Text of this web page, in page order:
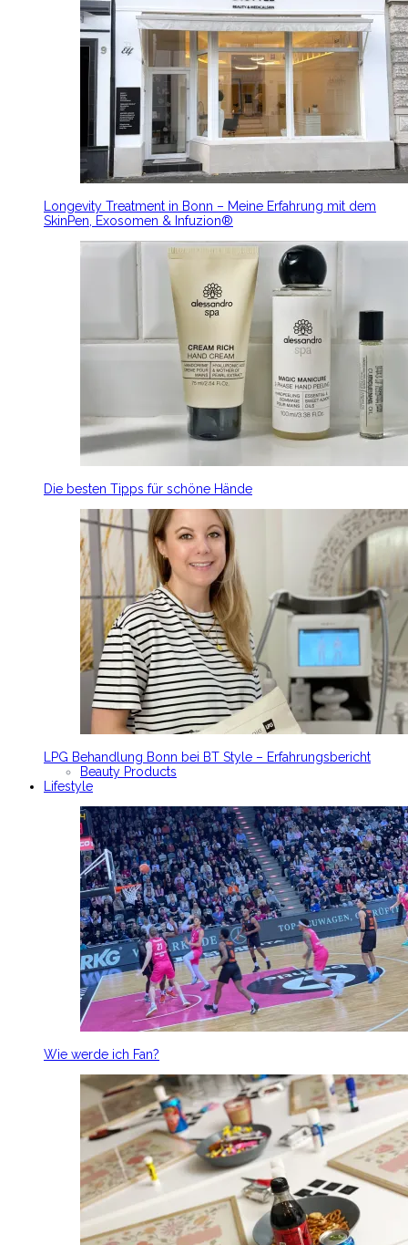
Longevity Treatment in Bonn – Meine Erfahrung mit dem
SkinPen, Exosomen & Infuzion®
Die besten Tipps für schöne Hände
LPG Behandlung Bonn bei BT Style – Erfahrungsbericht
Beauty Products
Lifestyle
Wie werde ich Fan?